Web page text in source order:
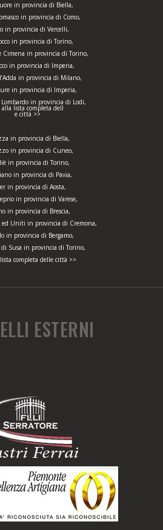
in provincia di Biella,
in provincia di Como,
in provincia di Vercelli,
in provincia di Torino,
Cimena in provincia di Torino,
in provincia di Imperia,
in provincia di Milano,
in provincia di Imperia,
in provincia di Lodi,
alla lista completa dell
e città >>
in provincia di Biella,
in provincia di Cuneo,
in provincia di Torino,
in provincia di Pavia,
in provincia di Aosta,
in provincia di Varese,
in provincia di Brescia,
ed Uniti in provincia di Cremona,
in provincia di Bergamo,
di Susa in provincia di Torino,
completa delle città >>
ESTERNI